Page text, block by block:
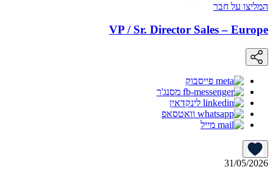
המליצו על חבר
VP / Sr. Director Sales – Europe
פייסבוק
מסנג'ר
לינקדאין
וואטסאפ
מייל
31/05/2026